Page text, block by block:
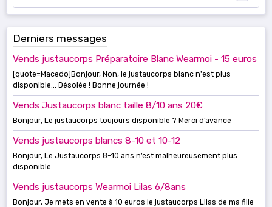
Derniers messages
Vends justaucorps Préparatoire Blanc Wearmoi - 15 euros
[quote=Macedo]Bonjour, Non, le justaucorps blanc n'est plus
disponible... Désolée ! Bonne journée !
Vends Justaucorps blanc taille 8/10 ans 20€
Bonjour, Le justaucorps toujours disponible ? Merci d’avance
Vends justaucorps blancs 8-10 et 10-12
Bonjour, Le Justaucorps 8-10 ans n’est malheureusement plus
disponible.
Vends justaucorps Wearmoi Lilas 6/8ans
Bonjour, Je mets en vente à 10 euros le justaucorps Lilas de ma fille